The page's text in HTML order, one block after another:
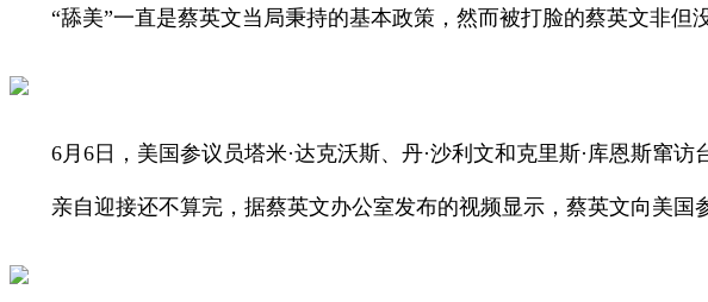
“舔美”一直是蔡英文当局秉持的基本政策，然而被打脸的蔡英文非但
6月6日，美国参议员塔米·达克沃斯、丹·沙利文和克里斯·库恩斯窜访
亲自迎接还不算完，据蔡英文办公室发布的视频显示，蔡英文向美国